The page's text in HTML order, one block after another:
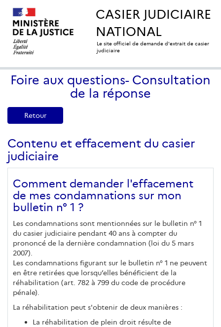
CASIER JUDICIAIRE
NATIONAL
Le site officiel de demande d'extrait de casier
judiciaire
Foire aux questions- Consultation
de la réponse
Retour
Contenu et effacement du casier
judiciaire
Comment demander l'effacement
de mes condamnations sur mon
bulletin n° 1 ?
Les condamnations sont mentionnées sur le bulletin n° 1
du casier judiciaire pendant 40 ans à compter du
prononcé de la dernière condamnation (loi du 5 mars
2007).
Les condamnations figurant sur le bulletin n° 1 ne peuvent
en être retirées que lorsqu’elles bénéficient de la
réhabilitation (art. 782 à 799 du code de procédure
pénale).
La réhabilitation peut s'obtenir de deux manières :
La réhabilitation de plein droit résulte de